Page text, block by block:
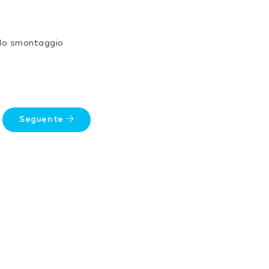
smontaggio
Seguente